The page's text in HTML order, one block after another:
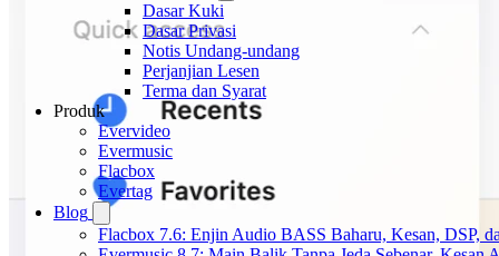
Dasar Kuki
Dasar Privasi
Notis Undang-undang
Perjanjian Lesen
Terma dan Syarat
Produk
Evervideo
Evermusic
Flacbox
Evertag
Blog
Flacbox 7.6: Enjin Audio BASS Baharu, Kesan, DSP,